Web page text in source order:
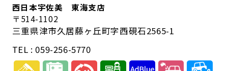
西日本宇佐美 東海支店
514-1102
三重県津市久居藤ヶ丘町字西硯石2565-1
TEL : 059-256-5770